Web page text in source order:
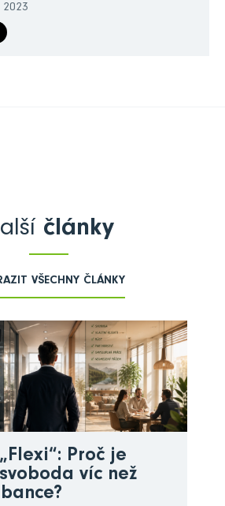
2023
články
VŠECHNY ČLÁNKY
Proč je
víc než